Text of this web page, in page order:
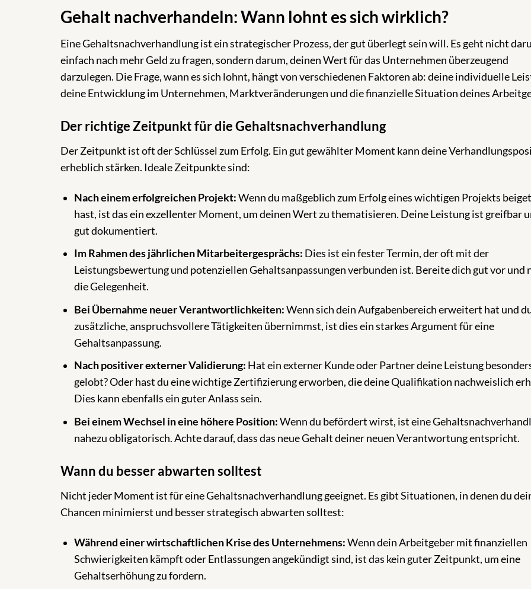
Gehalt nachverhandeln: Wann lohnt es sich wirklich?
Eine Gehaltsnachverhandlung ist ein strategischer Prozess, der gut überlegt sein will. Es geht nicht
einfach nach mehr Geld zu fragen, sondern darum, deinen Wert für das Unternehmen überzeugend
darzulegen. Die Frage, wann es sich lohnt, hängt von verschiedenen Faktoren ab: deine individuelle
deine Entwicklung im Unternehmen, Marktveränderungen und die finanzielle Situation deines
Der richtige Zeitpunkt für die Gehaltsnachverhandlung
Der Zeitpunkt ist oft der Schlüssel zum Erfolg. Ein gut gewählter Moment kann deine
erheblich stärken. Ideale Zeitpunkte sind:
Nach einem erfolgreichen Projekt:Wenn du maßgeblich zum Erfolg eines wichtigen Projekts
hast, ist das ein exzellenter Moment, um deinen Wert zu thematisieren. Deine Leistung ist greifbar
gut dokumentiert.
Im Rahmen des jährlichen Mitarbeitergesprächs: Dies ist ein fester Termin, der oft mit der
Leistungsbewertung und potenziellen Gehaltsanpassungen verbunden ist. Bereite dich gut vor und
die Gelegenheit.
Bei Übernahme neuer Verantwortlichkeiten:Wenn sich dein Aufgabenbereich erweitert hat und
zusätzliche, anspruchsvollere Tätigkeiten übernimmst, ist dies ein starkes Argument für eine
Gehaltsanpassung.
Nach positiver externer Validierung: Hat ein externer Kunde oder Partner deine Leistung
gelobt? Oder hast du eine wichtige Zertifizierung erworben, die deine Qualifikation nachweislich
Dies kann ebenfalls ein guter Anlass sein.
Bei einem Wechsel in eine höhere Position:Wenn du befördert wirst, ist eine
nahezu obligatorisch. Achte darauf, dass das neue Gehalt deiner neuen Verantwortung entspricht.
Wann du besser abwarten solltest
Nicht jeder Moment ist für eine Gehaltsnachverhandlung geeignet. Es gibt Situationen, in denen du
Chancen minimierst und besser strategisch abwarten solltest:
Während einer wirtschaftlichen Krise des Unternehmens:Wenn dein Arbeitgeber mit finanziellen
Schwierigkeiten kämpft oder Entlassungen angekündigt sind, ist das kein guter Zeitpunkt, um eine
Gehaltserhöhung zu fordern.